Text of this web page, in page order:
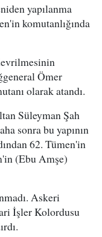
yapılanma
komutanlığında
Ömer
olarak atandı.
Süleyman Şah
sonra bu yapının
62. Tümen'in
(Ebu Amşe)
Askeri
İşler Kolordusu